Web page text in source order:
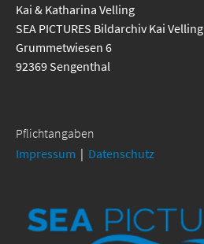
Kai & Katharina Velling
SEA PICTURES Bildarchiv Kai Velling
Grummetwiesen 6
92369 Sengenthal
Pflichtangaben
Impressum | Datenschutz